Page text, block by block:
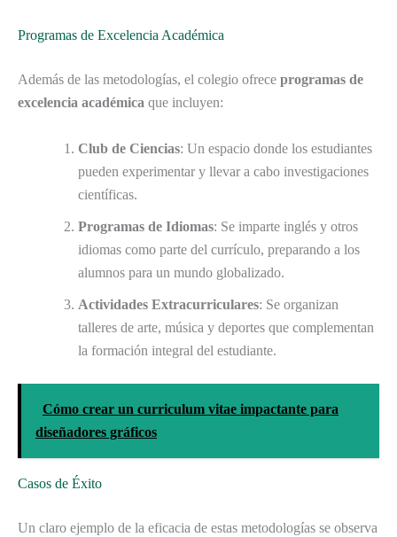
Programas de Excelencia Académica
Además de las metodologías, el colegio ofrece programas de
excelencia académica que incluyen:
Club de Ciencias: Un espacio donde los estudiantes
pueden experimentar y llevar a cabo investigaciones
científicas.
Programas de Idiomas: Se imparte inglés y otros
idiomas como parte del currículo, preparando a los
alumnos para un mundo globalizado.
Actividades Extracurriculares: Se organizan
talleres de arte, música y deportes que complementan
la formación integral del estudiante.
Cómo crear un curriculum vitae impactante para
diseñadores gráficos
Casos de Éxito
Un claro ejemplo de la eficacia de estas metodologías se observa